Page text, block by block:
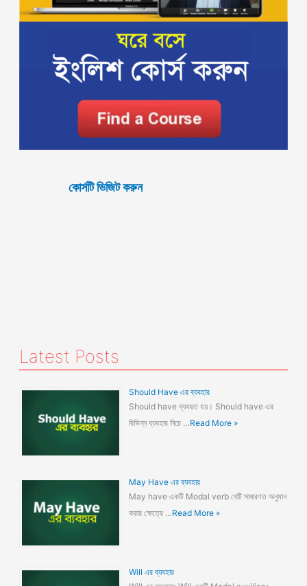
কোর্সটি ভিজিট করুন
Latest Posts
Should Have এর ব্যবহার
Should have ব্যবহৃত হয়। Should have এর
বিভিন্ন ব্যবহার নিচে …Read More »
May Have এর ব্যবহার
May have একটি Modal verb যেটি সাধারণত অনুমান
করার ক্ষেত্রে …Read More »
Will এর ব্যবহার